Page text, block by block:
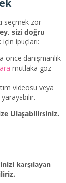
seçmek zor
sizi doğru
ipuçları:
önce danışmanlık
mutlaka göz
videosu veya
Ulaşabilirsiniz.
karşılayan